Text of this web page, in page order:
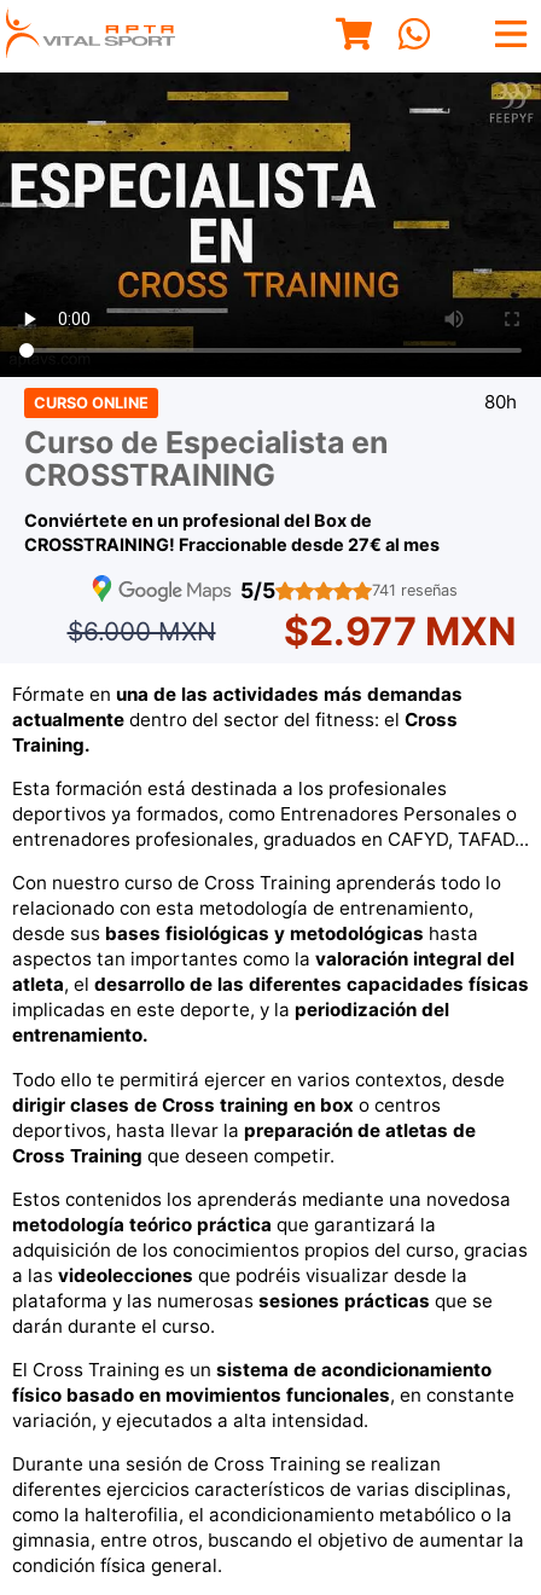
CURSO ONLINE 80h
Curso de Especialista en
CROSSTRAINING
Conviértete en un profesional del Box de
CROSSTRAINING! Fraccionable desde 27€ al mes
5/5 741 reseñas
$6.000 MXN $2.977 MXN
Fórmate en una de las actividades más demandas
actualmente dentro del sector del fitness: el Cross
Training.
Esta formación está destinada a los profesionales
deportivos ya formados, como Entrenadores Personales o
entrenadores profesionales, graduados en CAFYD, TAFAD...
Con nuestro curso de Cross Training aprenderás todo lo
relacionado con esta metodología de entrenamiento,
desde sus bases fisiológicas y metodológicas hasta
aspectos tan importantes como la valoración integral del
atleta, el desarrollo de las diferentes capacidades físicas
implicadas en este deporte, y la periodización del
entrenamiento.
Todo ello te permitirá ejercer en varios contextos, desde
dirigir clases de Cross training en box o centros
deportivos, hasta llevar la preparación de atletas de
Cross Training que deseen competir.
Estos contenidos los aprenderás mediante una novedosa
metodología teórico práctica que garantizará la
adquisición de los conocimientos propios del curso, gracias
a las videolecciones que podréis visualizar desde la
plataforma y las numerosas sesiones prácticas que se
darán durante el curso.
El Cross Training es un sistema de acondicionamiento
físico basado en movimientos funcionales, en constante
variación, y ejecutados a alta intensidad.
Durante una sesión de Cross Training se realizan
diferentes ejercicios característicos de varias disciplinas,
como la halterofilia, el acondicionamiento metabólico o la
gimnasia, entre otros, buscando el objetivo de aumentar la
condición física general.